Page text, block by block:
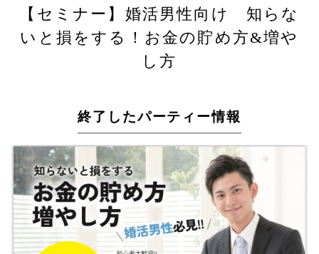
【セミナー】婚活男性向け 知らな
いと損をする！お金の貯め方&増や
し方
終了したパーティー情報